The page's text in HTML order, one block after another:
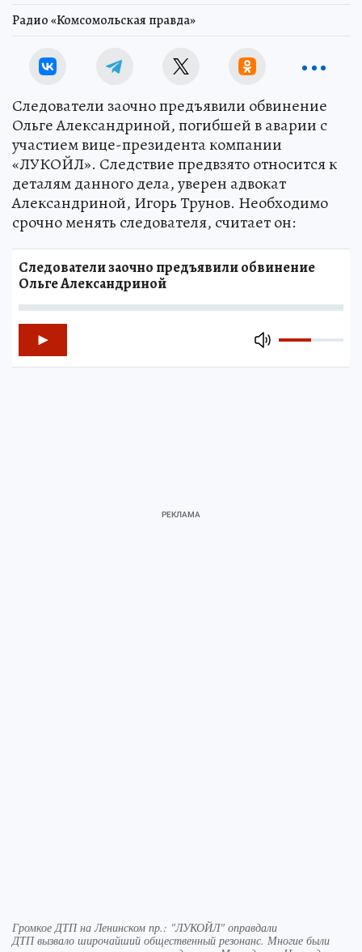
Радио «Комсомольская правда»
Следователи заочно предъявили обвинение
Ольге Александриной, погибшей в аварии с
участием вице-президента компании
«ЛУКОЙЛ». Следствие предвзято относится к
деталям данного дела, уверен адвокат
Александриной, Игорь Трунов. Необходимо
срочно менять следователя, считает он:
Следователи заочно предъявили обвинение
Ольге Александриной
Громкое ДТП на Ленинском пр.: "ЛУКОЙЛ" оправдали
ДТП вызвало широчайший общественный резонанс. Многие были